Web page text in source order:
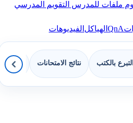
ملفات للمدرس التقويم المدرسي
QnAالهياكلالفيديوهات
بالكتب نتائج الامتحانات